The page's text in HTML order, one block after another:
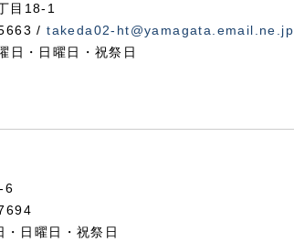
目18-1
5663 /takeda02-ht@yamagata.email.ne.jp
日・日曜日・祝祭日
6
日曜日・祝祭日